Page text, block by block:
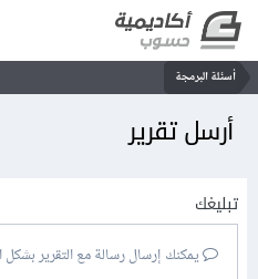
أسئلة البرمجة
أرسل تقرير
تبليغك
يمكنك إرسال رسالة مع التقرير بشكل